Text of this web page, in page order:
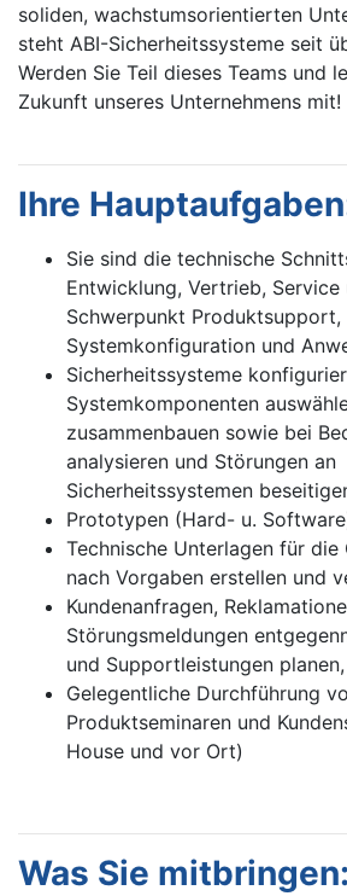
soliden, wachstumsorientierten
steht ABI-Sicherheitssysteme seit
Werden Sie Teil dieses Teams und
Zukunft unseres Unternehmens mit!
Ihre
Sie sind die technische
Entwicklung, Vertrieb, Service
Schwerpunkt Produktsupport,
Systemkonfiguration und
Sicherheitssysteme
Systemkomponenten
zusammenbauen sowie bei
analysieren und Störungen an
Sicherheitssystemen
Prototypen (Hard- u.
Technische Unterlagen für
nach Vorgaben erstellen und
Kundenanfragen,
Störungsmeldungen
und Supportleistungen
Gelegentliche Durchführung
Produktseminaren und
House und vor Ort)
Was Sie mitbringen: